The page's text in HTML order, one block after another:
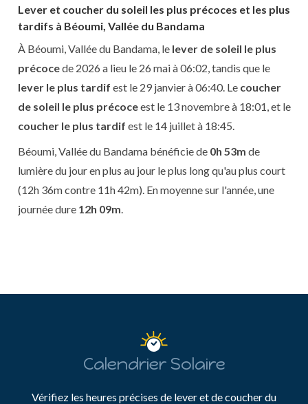
Lever et coucher du soleil les plus précoces et les plus
tardifs à Béoumi, Vallée du Bandama
À Béoumi, Vallée du Bandama, le lever de soleil le plus
précocede 2026 a lieu le 26 mai à 06:02, tandis que le
lever le plus tardif est le 29 janvier à 06:40. Le coucher
de soleil le plus précoceest le 13 novembre à 18:01, et le
coucher le plus tardif est le 14 juillet à 18:45.
Béoumi, Vallée du Bandama bénéficie de 0h 53m de
lumière du jour en plus au jour le plus long qu'au plus court
(12h 36m contre 11h 42m). En moyenne sur l'année, une
journée dure 12h 09m
Calendrier Solaire
Vérifiez les heures précises de lever et de coucher du